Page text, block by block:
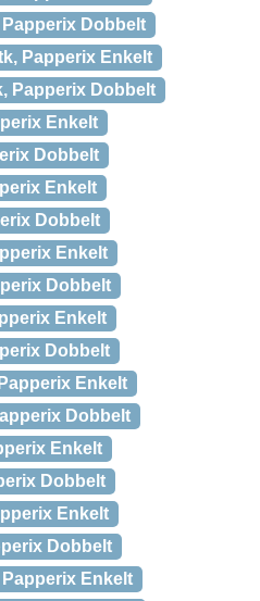
Papperix Dobbelt
Papperix Enkelt
Papperix Dobbelt
Enkelt
Dobbelt
Enkelt
Dobbelt
Enkelt
Dobbelt
Enkelt
Dobbelt
Enkelt
Dobbelt
Enkelt
Dobbelt
Enkelt
Dobbelt
Papperix Enkelt